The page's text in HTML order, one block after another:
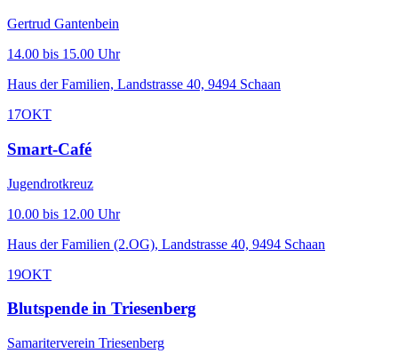
Gertrud Gantenbein
14.00 bis 15.00 Uhr
Haus der Familien, Landstrasse 40, 9494 Schaan
17OKT
Smart-Café
Jugendrotkreuz
10.00 bis 12.00 Uhr
Haus der Familien (2.OG), Landstrasse 40, 9494 Schaan
19OKT
Blutspende in Triesenberg
Samariterverein Triesenberg